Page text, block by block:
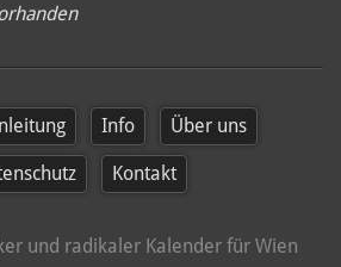
Info Über uns
Kontakt
und radikaler Kalender für Wien